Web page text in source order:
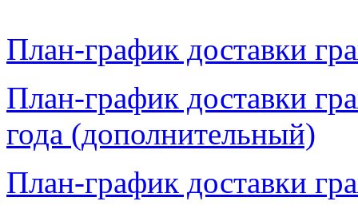
План-график доставки
План-график доставки
года (дополнительный)
План-график доставки